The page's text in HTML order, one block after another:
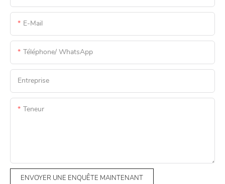
E-Mail
Téléphone/ WhatsApp
Entreprise
Teneur
ENVOYER UNE ENQUÊTE MAINTENANT